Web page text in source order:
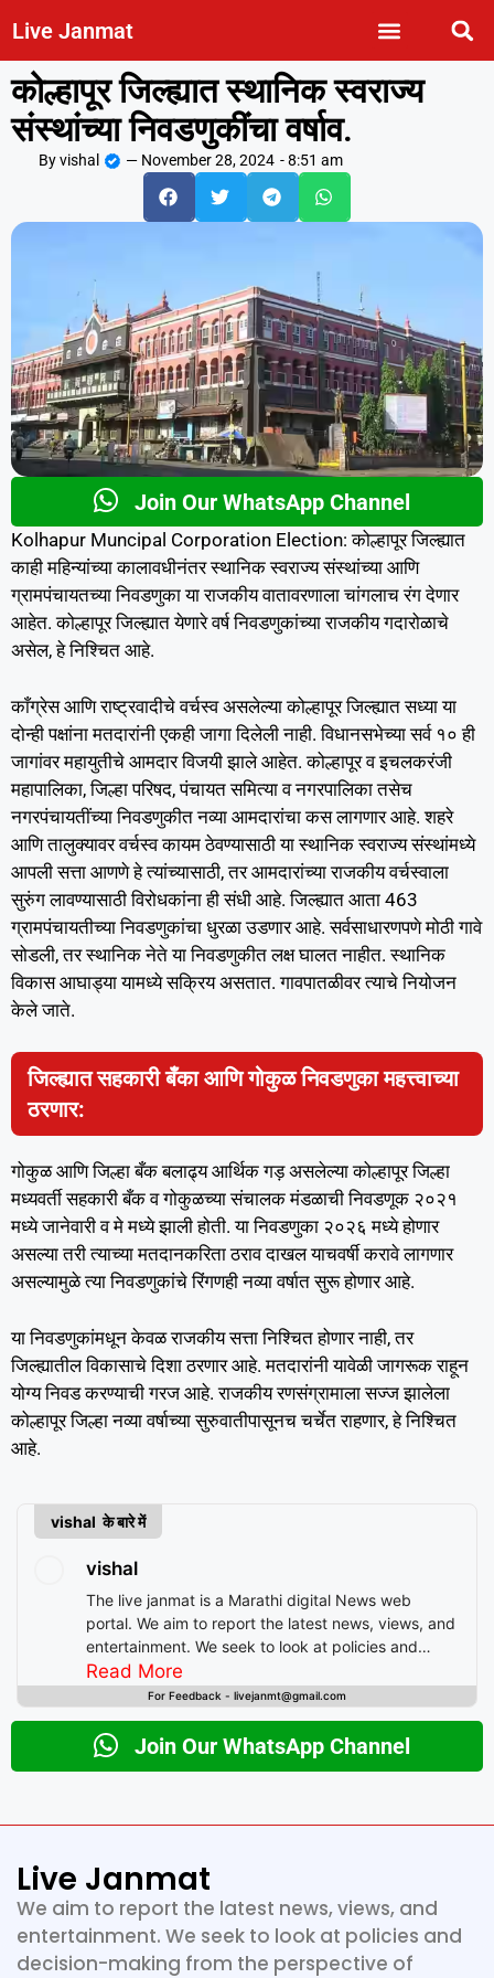
Live Janmat
कोल्हापूर जिल्ह्यात स्थानिक स्वराज्य
संस्थांच्या निवडणुकींचा वर्षाव.
Byvishal — November 28, 2024 -8:51 am
Join Our WhatsApp Channel
Kolhapur Muncipal Corporation Election: कोल्हापूर जिल्ह्यात
काही महिन्यांच्या कालावधीनंतर स्थानिक स्वराज्य संस्थांच्या आणि
ग्रामपंचायतच्या निवडणुका या राजकीय वातावरणाला चांगलाच रंग देणार
आहेत. कोल्हापूर जिल्ह्यात येणारे वर्ष निवडणुकांच्या राजकीय गदारोळाचे
असेल, हे निश्चित आहे.
काँग्रेस आणि राष्ट्रवादीचे वर्चस्व असलेल्या कोल्हापूर जिल्ह्यात सध्या या
दोन्ही पक्षांना मतदारांनी एकही जागा दिलेली नाही. विधानसभेच्या सर्व १० ही
जागांवर महायुतीचे आमदार विजयी झाले आहेत. कोल्हापूर व इचलकरंजी
महापालिका, जिल्हा परिषद, पंचायत समित्या व नगरपालिका तसेच
नगरपंचायतींच्या निवडणुकीत नव्या आमदारांचा कस लागणार आहे. शहरे
आणि तालुक्यावर वर्चस्व कायम ठेवण्यासाठी या स्थानिक स्वराज्य संस्थांमध्ये
आपली सत्ता आणणे हे त्यांच्यासाठी, तर आमदारांच्या राजकीय वर्चस्वाला
सुरुंग लावण्यासाठी विरोधकांना ही संधी आहे. जिल्ह्यात आता 463
ग्रामपंचायतीच्या निवडणुकांचा धुरळा उडणार आहे. सर्वसाधारणपणे मोठी गावे
सोडली, तर स्थानिक नेते या निवडणुकीत लक्ष घालत नाहीत. स्थानिक
विकास आघाड्या यामध्ये सक्रिय असतात. गावपातळीवर त्याचे नियोजन
केले जाते.
जिल्ह्यात सहकारी बँका आणि गोकुळ निवडणुका महत्त्वाच्या
ठरणार:
गोकुळ आणि जिल्हा बँक बलाढ्य आर्थिक गड़ असलेल्या कोल्हापूर जिल्हा
मध्यवर्ती सहकारी बँक व गोकुळच्या संचालक मंडळाची निवडणूक २०२१
मध्ये जानेवारी व मे मध्ये झाली होती. या निवडणुका २०२६ मध्ये होणार
असल्या तरी त्याच्या मतदानकरिता ठराव दाखल याचवर्षी करावे लागणार
असल्यामुळे त्या निवडणुकांचे रिंगणही नव्या वर्षात सुरू होणार आहे.
या निवडणुकांमधून केवळ राजकीय सत्ता निश्चित होणार नाही, तर
जिल्ह्यातील विकासाचे दिशा ठरणार आहे. मतदारांनी यावेळी जागरूक राहून
योग्य निवड करण्याची गरज आहे. राजकीय रणसंग्रामाला सज्ज झालेला
कोल्हापूर जिल्हा नव्या वर्षाच्या सुरुवातीपासूनच चर्चेत राहणार, हे निश्चित
आहे.
vishal के बारे में
vishal
The live janmat is a Marathi digital News web
portal. We aim to report the latest news, views, and
entertainment. We seek to look at policies and
decision-making from the perspective of people.
Read More
For Feedback - livejanmt@gmail.com
Join Our WhatsApp Channel
Live Janmat
We aim to report the latest news, views, and
entertainment. We seek to look at policies and
decision-making from the perspective of